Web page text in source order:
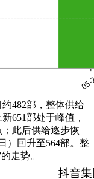
约482部，整体供给
651部处于峰值，
；此后供给逐步恢
）
回升至564部。整
走势。